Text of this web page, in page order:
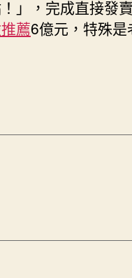
」，完成直接發
薦6億元，特殊是